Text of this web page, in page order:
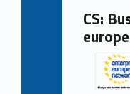
CS: